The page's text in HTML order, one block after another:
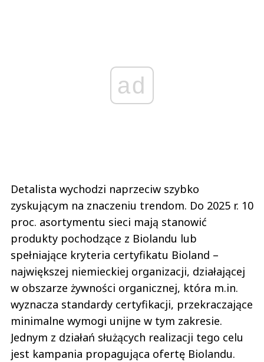
ad
Detalista wychodzi naprzeciw szybko
zyskującym na znaczeniu trendom. Do 2025 r. 10
proc. asortymentu sieci mają stanowić
produkty pochodzące z Biolandu lub
spełniające kryteria certyfikatu Bioland –
największej niemieckiej organizacji, działającej
w obszarze żywności organicznej, która m.in.
wyznacza standardy certyfikacji, przekraczające
minimalne wymogi unijne w tym zakresie.
Jednym z działań służących realizacji tego celu
jest kampania propagująca ofertę Biolandu.